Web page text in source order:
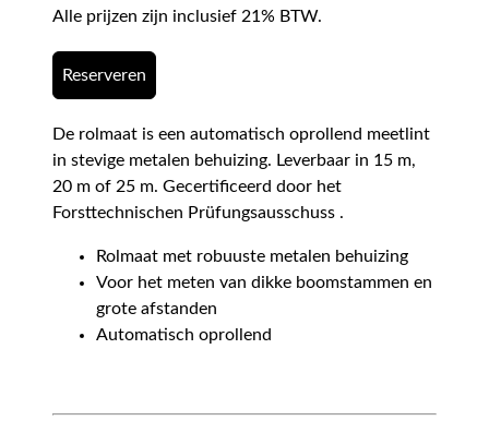
Alle prijzen zijn inclusief 21% BTW.
Reserveren
De rolmaat is een automatisch oprollend meetlint
in stevige metalen behuizing. Leverbaar in 15 m,
20 m of 25 m. Gecertificeerd door het
Forsttechnischen Prüfungsausschuss .
Rolmaat met robuuste metalen behuizing
Voor het meten van dikke boomstammen en
grote afstanden
Automatisch oprollend